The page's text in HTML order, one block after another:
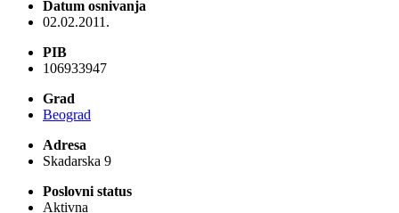
Datum osnivanja
02.02.2011.
PIB
106933947
Grad
Beograd
Adresa
Skadarska 9
Poslovni status
Aktivna